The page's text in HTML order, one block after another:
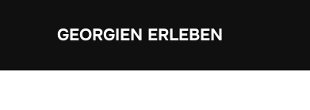
GEORGIEN ERLEBEN